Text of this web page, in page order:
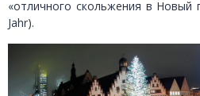
«отличного скольжения в Новый
Jahr).